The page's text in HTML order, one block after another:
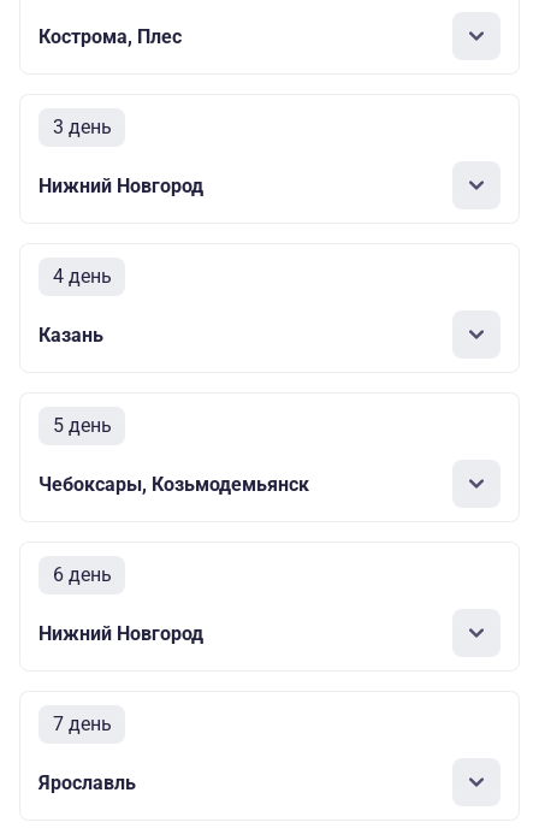
Кострома, Плес
3 день
Нижний Новгород
4 день
Казань
5 день
Чебоксары, Козьмодемьянск
6 день
Нижний Новгород
7 день
Ярославль